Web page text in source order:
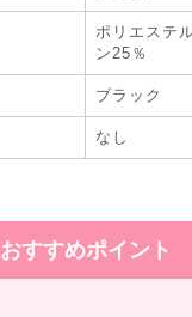
ポリエステ
ン25％
ブラック
なし
おすすめポイント